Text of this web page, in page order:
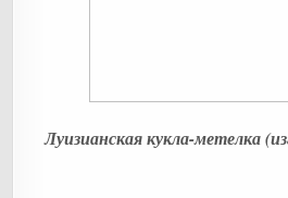
Луизианская кукла-метелка